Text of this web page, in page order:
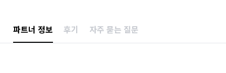
파트너 정보 후기 자주 묻는 질문